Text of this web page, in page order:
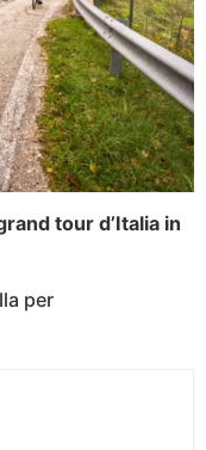
tour d’Italia in
per